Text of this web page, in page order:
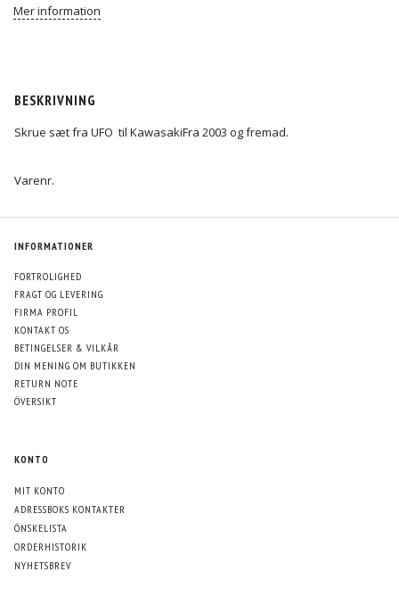
Mer information
BESKRIVNING
Skrue sæt fra UFO til KawasakiFra 2003 og fremad.
Varenr.
INFORMATIONER
FORTROLIGHED
FRAGT OG LEVERING
FIRMA PROFIL
KONTAKT OS
BETINGELSER & VILKÅR
DIN MENING OM BUTIKKEN
RETURN NOTE
ÖVERSIKT
KONTO
MIT KONTO
ADRESSBOKS KONTAKTER
ÖNSKELISTA
ORDERHISTORIK
NYHETSBREV